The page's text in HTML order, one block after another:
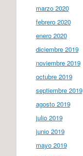
marzo 2020
febrero 2020
enero 2020
diciembre 2019
noviembre 2019
octubre 2019
septiembre 2019
agosto 2019
julio 2019
junio 2019
mayo 2019